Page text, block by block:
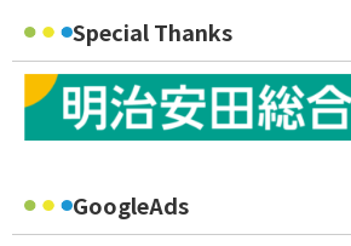
Special Thanks
GoogleAds